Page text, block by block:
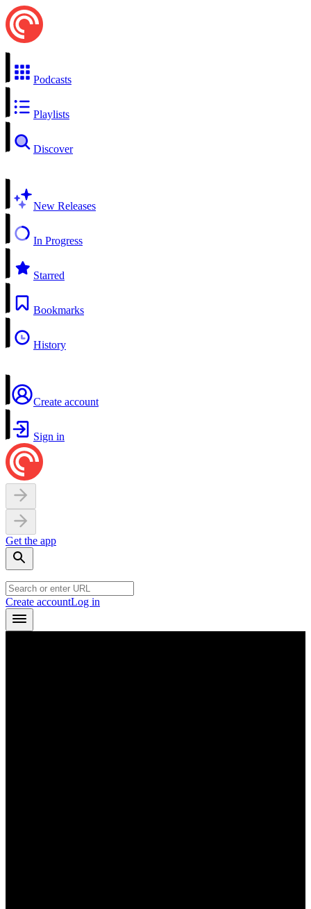
Podcasts
Playlists
Discover
New Releases
In Progress
Starred
Bookmarks
History
Create account
Sign in
Get the app
Create accountLog in